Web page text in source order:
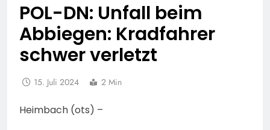
POL-DN: Unfall beim
Abbiegen: Kradfahrer
schwer verletzt
15. Juli 2024 2 Min
Heimbach (ots) –